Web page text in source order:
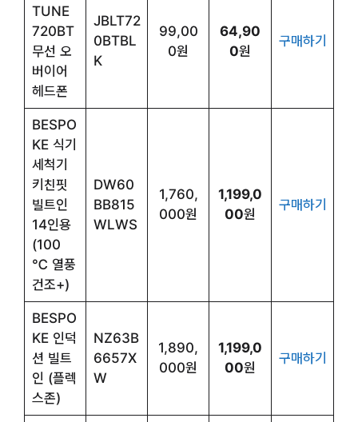
TUNE
720BT
무선 오
버이어
헤드폰
JBLT72
0BTBL
K
99,00
0원
64,90
0원
구매하기
BESPO
KE 식기
세척기
키친핏
빌트인
14인용
(100
℃ 열풍
건조+)
DW60
BB815
WLWS
1,760,
000원
1,199,0
00원
구매하기
BESPO
KE 인덕
션 빌트
인 (플렉
스존)
NZ63B
6657X
W
1,890,
000원
1,199,0
00원
구매하기